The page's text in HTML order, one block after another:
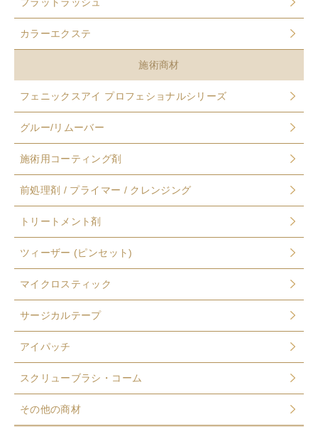
カラーエクステ
施術商材
フェニックスアイ プロフェショナルシリーズ
グルー/リムーバー
施術用コーティング剤
前処理剤 / プライマー / クレンジング
トリートメント剤
ツィーザー (ピンセット)
マイクロスティック
サージカルテープ
アイパッチ
スクリューブラシ・コーム
その他の商材